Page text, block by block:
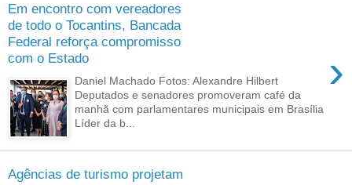
Em encontro com vereadores
de todo o Tocantins, Bancada
Federal reforça compromisso
com o Estado
›
Daniel Machado Fotos: Alexandre Hilbert
Deputados e senadores promoveram café da
manhã com parlamentares municipais em Brasília
Líder da b...
Agências de turismo projetam